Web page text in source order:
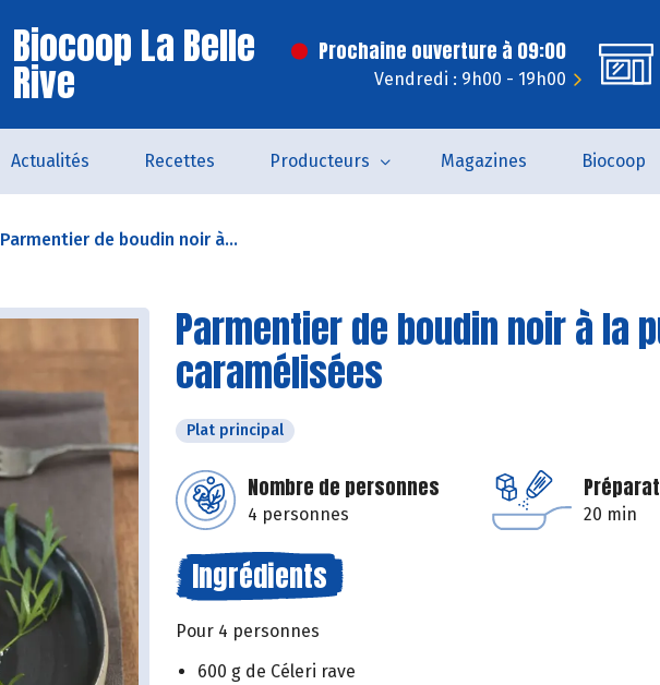
Biocoop La Belle
Rive
Prochaine ouverture à 09:00
Vendredi : 9h00 - 19h00
Actualités Recettes Producteurs Magazines Biocoop
Parmentier de boudin noir à...
Parmentier de boudin noir à la
caramélisées
Plat principal
Nombre de personnes
4 personnes 20 min
Ingrédients
Pour 4 personnes
600 g de Céleri rave